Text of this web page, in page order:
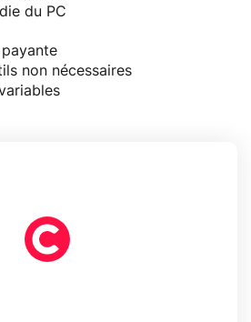
du PC
non nécessaires